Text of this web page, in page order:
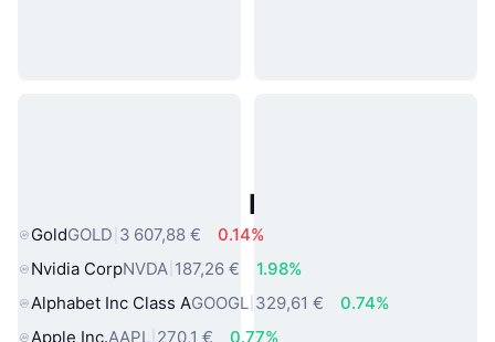
Actifs du Monde Réel Populaires
GoldGOLD 3 607,88 €
0.14%
Nvidia CorpNVDA 187,26 €
1.98%
Alphabet Inc Class AGOOGL 329,61 €
0.74%
Apple Inc.AAPL 270,1 €
0.77%